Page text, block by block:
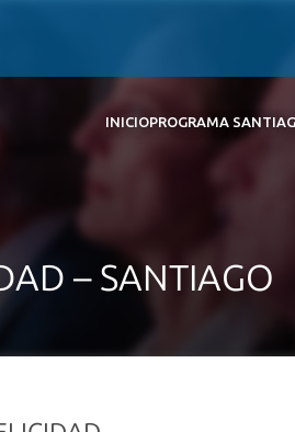
– SANTIAGO
INICIOPROGRAMA